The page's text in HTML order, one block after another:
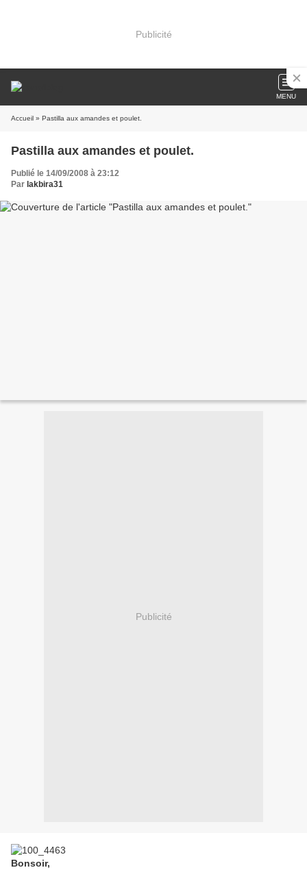
Publicité
MENU
Accueil » Pastilla aux amandes et poulet.
Pastilla aux amandes et poulet.
Publié le 14/09/2008 à 23:12
Par lakbira31
Publicité
Bonsoir,